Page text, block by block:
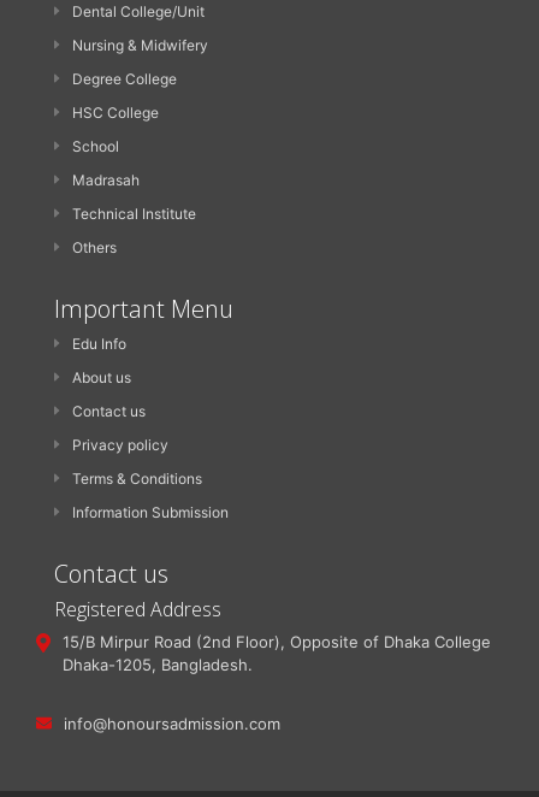
Dental College/Unit
Nursing & Midwifery
Degree College
HSC College
School
Madrasah
Technical Institute
Others
Important Menu
Edu Info
About us
Contact us
Privacy policy
Terms & Conditions
Information Submission
Contact us
Registered Address
15/B Mirpur Road (2nd Floor), Opposite of Dhaka College
Dhaka-1205, Bangladesh.
info@honoursadmission.com